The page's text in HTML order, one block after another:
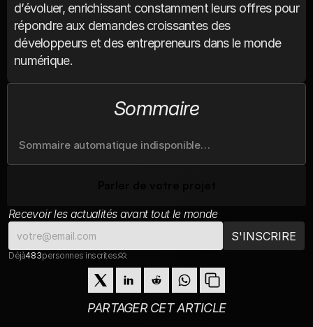
Sommaire
Sommaire automatique indisponible…
Recevoir les actualités avant tout le monde
Déjà483personnes inscrites
PARTAGER CET ARTICLE
d’évoluer, enrichissant constamment leurs offres pour
répondre aux demandes croissantes des
développeurs et des entrepreneurs dans le monde
numérique.